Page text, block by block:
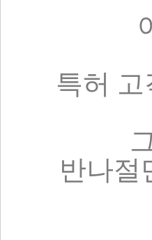
특허
반나절